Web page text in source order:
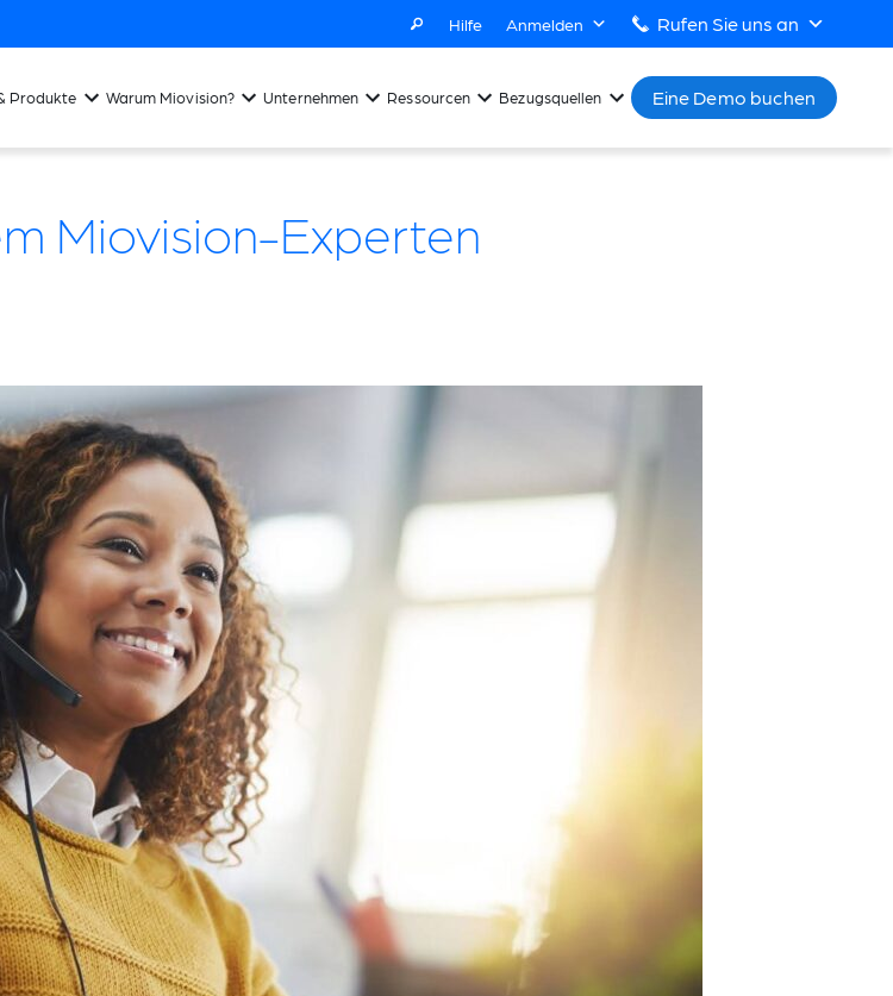
Hilfe Anmelden Rufen Sie uns an
Produkte Warum Miovision? Unternehmen Ressourcen Bezugsquellen Eine Demo buchen
Miovision-Experten